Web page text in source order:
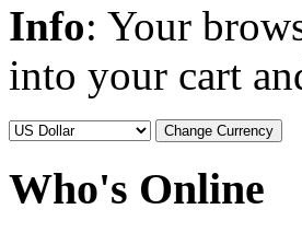
Info: Your
into your cart
Who's Online